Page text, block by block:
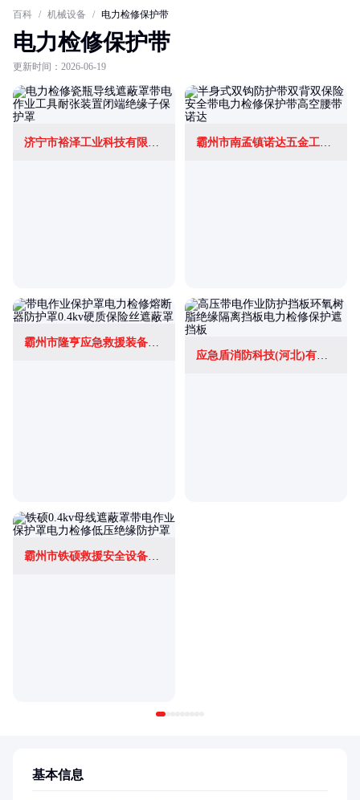
百科 / 机械设备 / 电力检修保护带
电力检修保护带
更新时间：2026-06-19
济宁市裕泽工业科技有限公司 霸州市南孟镇诺达五金工具厂
霸州市隆亨应急救援装备有限公司
应急盾消防科技(河北)有限公司
基本信息